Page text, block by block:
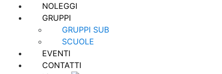
NOLEGGI
GRUPPI
GRUPPI SUB
SCUOLE
EVENTI
CONTATTI